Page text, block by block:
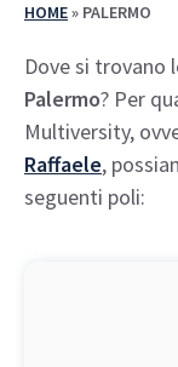
HOME» PALERMO
Dove si trovano
Palermo? Per
Multiversity,
Raffaele,
seguenti poli: